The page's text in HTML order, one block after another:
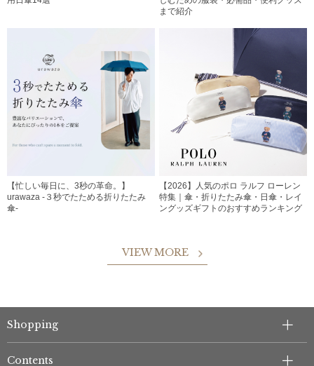
まで紹介
【忙しい毎日に、3秒の革命。】
urawaza -３秒でたためる折りたたみ
傘-
【2026】人気のポロ ラルフ ローレン
特集｜傘・折りたたみ傘・日傘・レイ
ングッズギフトのおすすめランキング
VIEW MORE
Shopping
Contents